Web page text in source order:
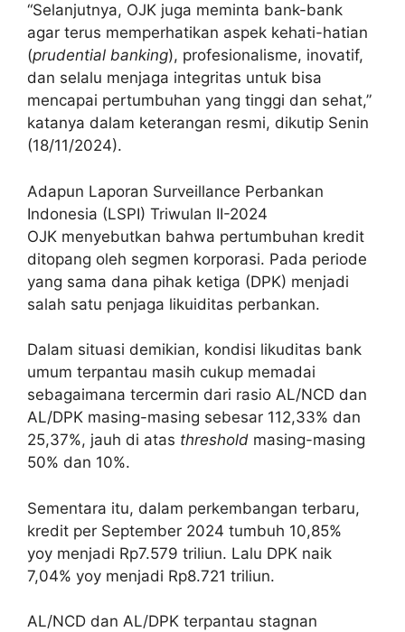
“Selanjutnya, OJK juga meminta bank-bank
agar terus memperhatikan aspek kehati-hatian
(prudential banking), profesionalisme, inovatif,
dan selalu menjaga integritas untuk bisa
mencapai pertumbuhan yang tinggi dan sehat,”
katanya dalam keterangan resmi, dikutip Senin
(18/11/2024).
Adapun Laporan Surveillance Perbankan
Indonesia (LSPI) Triwulan II-2024
OJK menyebutkan bahwa pertumbuhan kredit
ditopang oleh segmen korporasi. Pada periode
yang sama dana pihak ketiga (DPK) menjadi
salah satu penjaga likuiditas perbankan.
Dalam situasi demikian, kondisi likuditas bank
umum terpantau masih cukup memadai
sebagaimana tercermin dari rasio AL/NCD dan
AL/DPK masing-masing sebesar 112,33% dan
25,37%, jauh di atas threshold masing-masing
50% dan 10%.
Sementara itu, dalam perkembangan terbaru,
kredit per September 2024 tumbuh 10,85%
yoy menjadi Rp7.579 triliun. Lalu DPK naik
7,04% yoy menjadi Rp8.721 triliun.
AL/NCD dan AL/DPK terpantau stagnan